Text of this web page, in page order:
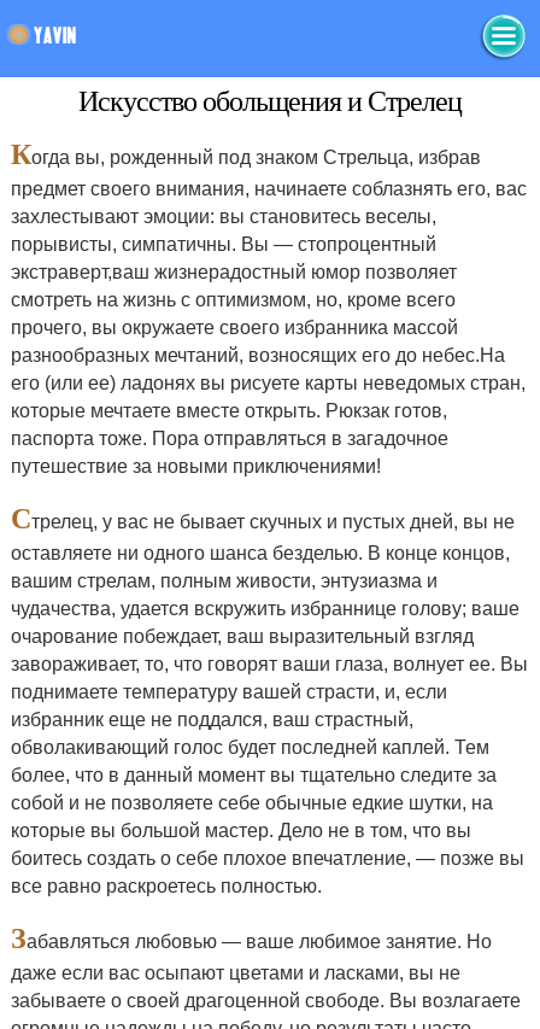
Искусство обольщения и Стрелец
Когда вы, рожденный под знаком Стрельца, избрав
предмет своего внимания, начинаете соблазнять его, вас
захлестывают эмоции: вы становитесь веселы,
порывисты, симпатичны. Вы — стопроцентный
экстраверт,ваш жизнерадостный юмор позволяет
смотреть на жизнь с оптимизмом, но, кроме всего
прочего, вы окружаете своего избранника массой
разнообразных мечтаний, возносящих его до небес.На
его (или ее) ладонях вы рисуете карты неведомых стран,
которые мечтаете вместе открыть. Рюкзак готов,
паспорта тоже. Пора отправляться в загадочное
путешествие за новыми приключениями!
Стрелец, у вас не бывает скучных и пустых дней, вы не
оставляете ни одного шанса безделью. В конце концов,
вашим стрелам, полным живости, энтузиазма и
чудачества, удается вскружить избраннице голову; ваше
очарование побеждает, ваш выразительный взгляд
завораживает, то, что говорят ваши глаза, волнует ее. Вы
поднимаете температуру вашей страсти, и, если
избранник еще не поддался, ваш страстный,
обволакивающий голос будет последней каплей. Тем
более, что в данный момент вы тщательно следите за
собой и не позволяете себе обычные едкие шутки, на
которые вы большой мастер. Дело не в том, что вы
боитесь создать о себе плохое впечатление, — позже вы
все равно раскроетесь полностью.
Забавляться любовью — ваше любимое занятие. Но
даже если вас осыпают цветами и ласками, вы не
забываете о своей драгоценной свободе. Вы возлагаете